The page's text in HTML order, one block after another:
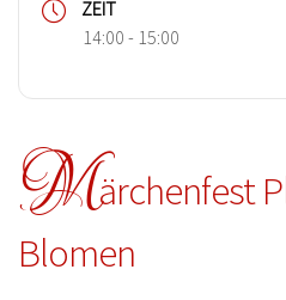
ZEIT
14:00 - 15:00
Märchenfest
Blomen